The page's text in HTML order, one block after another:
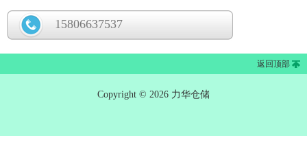
15806637537
返回顶部
Copyright © 2026 力华仓储